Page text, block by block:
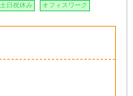
土日祝休み オフィスワーク